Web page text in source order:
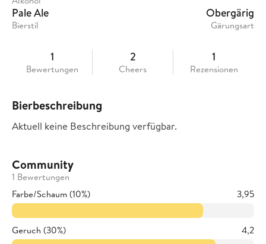
Pale Ale
Bierstil
Obergärig
Gärungsart
1
Bewertungen
2
Cheers
1
Rezensionen
Bierbeschreibung
Aktuell keine Beschreibung verfügbar.
Community
1 Bewertungen
Farbe/Schaum (10%)
3,95
Geruch (30%) 4,2